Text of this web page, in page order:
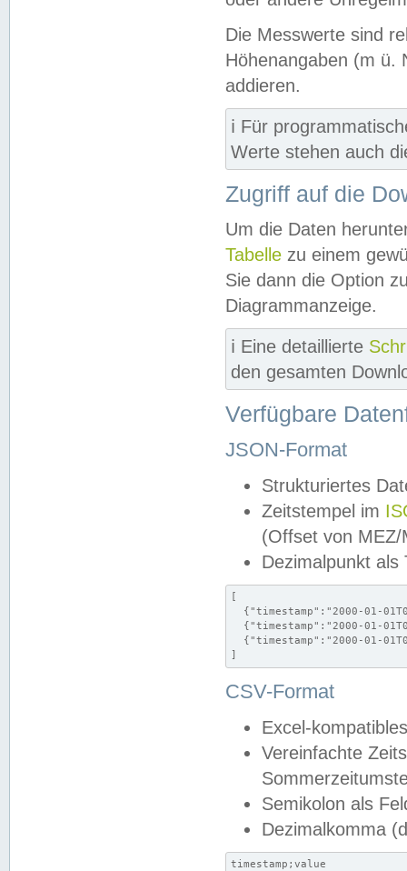
Die Messwerte sind
Höhenangaben (m ü.
addieren.
ℹ️ Für
Werte stehen auch
Zugriff auf die
Um die Daten
Tabelle zu einem
Sie dann die Option
Diagrammanzeige.
ℹ️ Eine detaillierte
den gesamten
Verfügbare
JSON-Format
Strukturiertes
Zeitstempel im
(Offset von MEZ/
Dezimalpunkt als
[
{"timestamp":"2000-01-
{"timestamp":"2000-01-
{"timestamp":"2000-01-
]
CSV-Format
Excel-
Vereinfachte
Semikolon als
Dezimalkomma
timestamp;value